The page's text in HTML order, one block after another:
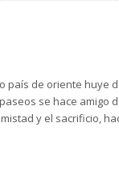
país de oriente huye
se hace amigo
y el sacrificio,